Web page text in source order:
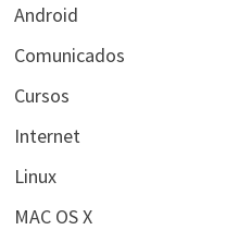
Android
Comunicados
Cursos
Internet
Linux
MAC OS X